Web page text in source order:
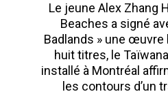
Le jeune Alex Zhang
Beaches a signé
Badlands » une œuvre
huit titres, le
installé à Montréal
les contours d’un